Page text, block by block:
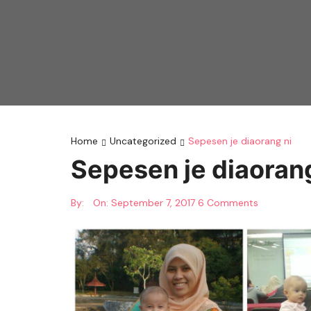
Home Uncategorized Sepesen je diaorang ni
Sepesen je
By: On: September 7, 2017 6 Comments